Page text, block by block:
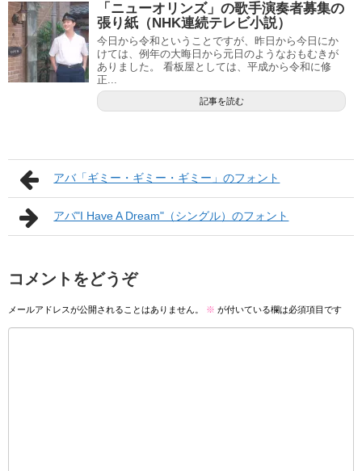
「ニューオリンズ」の歌手演奏者募集の
張り紙（NHK連続テレビ小説）
今日から令和ということですが、昨日から今日にか
けては、例年の大晦日から元日のようなおもむきが
ありました。 看板屋としては、平成から令和に修
正...
記事を読む
アバ「ギミー・ギミー・ギミー」のフォント
アバ"I Have A Dream"（シングル）のフォント
コメントをどうぞ
メールアドレスが公開されることはありません。 ※ が付いている欄は必須項目です